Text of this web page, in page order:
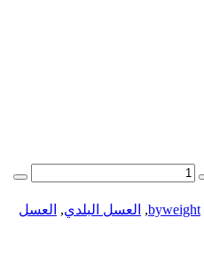
byweight
, العسل البلدي, العسل